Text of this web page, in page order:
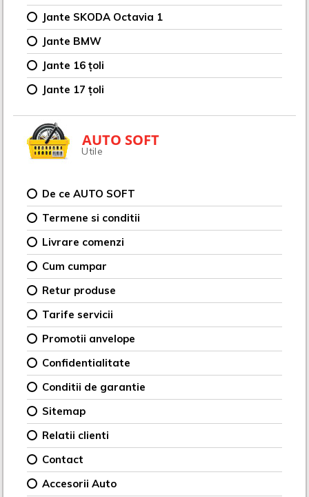
Jante SKODA Octavia 1
Jante BMW
Jante 16 țoli
Jante 17 țoli
AUTO SOFT
Utile
De ce AUTO SOFT
Termene si conditii
Livrare comenzi
Cum cumpar
Retur produse
Tarife servicii
Promotii anvelope
Confidentialitate
Conditii de garantie
Sitemap
Relatii clienti
Contact
Accesorii Auto